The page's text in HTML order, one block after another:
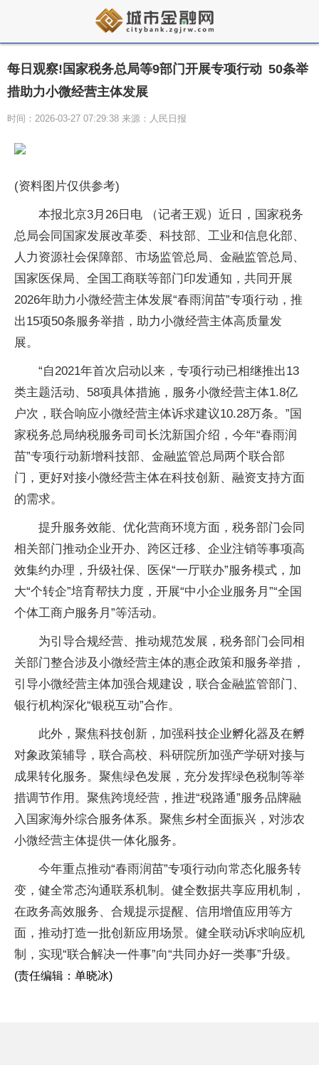
每日观察!国家税务总局等9部门开展专项行动 50条举
措助力小微经营主体发展
时间：2026-03-27 07:29:38 来源：人民日报
(资料图片仅供参考)
本报北京3月26日电 （记者王观）近日，国家税务
总局会同国家发展改革委、科技部、工业和信息化部、
人力资源社会保障部、市场监管总局、金融监管总局、
国家医保局、全国工商联等部门印发通知，共同开展
2026年助力小微经营主体发展“春雨润苗”专项行动，推
出15项50条服务举措，助力小微经营主体高质量发
展。
“自2021年首次启动以来，专项行动已相继推出13
类主题活动、58项具体措施，服务小微经营主体1.8亿
户次，联合响应小微经营主体诉求建议10.28万条。”国
家税务总局纳税服务司司长沈新国介绍，今年“春雨润
苗”专项行动新增科技部、金融监管总局两个联合部
门，更好对接小微经营主体在科技创新、融资支持方面
的需求。
提升服务效能、优化营商环境方面，税务部门会同
相关部门推动企业开办、跨区迁移、企业注销等事项高
效集约办理，升级社保、医保“一厅联办”服务模式，加
大“个转企”培育帮扶力度，开展“中小企业服务月”“全国
个体工商户服务月”等活动。
为引导合规经营、推动规范发展，税务部门会同相
关部门整合涉及小微经营主体的惠企政策和服务举措，
引导小微经营主体加强合规建设，联合金融监管部门、
银行机构深化“银税互动”合作。
此外，聚焦科技创新，加强科技企业孵化器及在孵
对象政策辅导，联合高校、科研院所加强产学研对接与
成果转化服务。聚焦绿色发展，充分发挥绿色税制等举
措调节作用。聚焦跨境经营，推进“税路通”服务品牌融
入国家海外综合服务体系。聚焦乡村全面振兴，对涉农
小微经营主体提供一体化服务。
今年重点推动“春雨润苗”专项行动向常态化服务转
变，健全常态沟通联系机制。健全数据共享应用机制，
在政务高效服务、合规提示提醒、信用增值应用等方
面，推动打造一批创新应用场景。健全联动诉求响应机
制，实现“联合解决一件事”向“共同办好一类事”升级。
(责任编辑：单晓冰)